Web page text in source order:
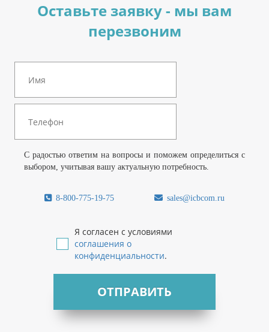
Оставьте заявку - мы вам
перезвоним
С радостью ответим на вопросы и поможем определиться с
выбором, учитывая вашу актуальную потребность.
8-800-775-19-75 sales@icbcom.ru
Я согласен с условиями
соглашения о
конфиденциальности.
ОТПРАВИТЬ